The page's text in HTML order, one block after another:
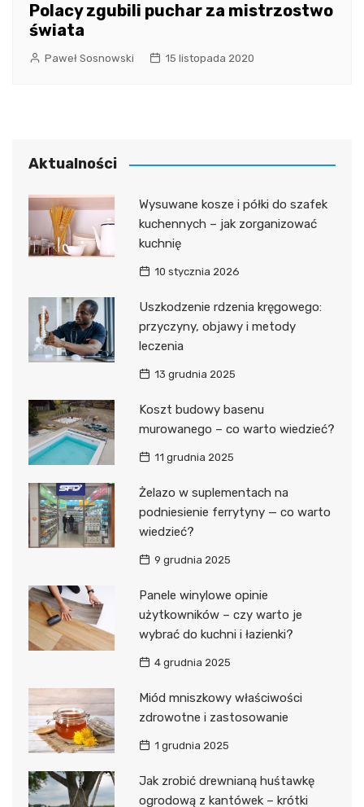
Polacy zgubili puchar za mistrzostwo
świata
Paweł Sosnowski 15 listopada 2020
Aktualności
Wysuwane kosze i półki do szafek
kuchennych – jak zorganizować
kuchnię
10 stycznia 2026
Uszkodzenie rdzenia kręgowego:
przyczyny, objawy i metody
leczenia
13 grudnia 2025
Koszt budowy basenu
murowanego – co warto wiedzieć?
11 grudnia 2025
Żelazo w suplementach na
podniesienie ferrytyny — co warto
wiedzieć?
9 grudnia 2025
Panele winylowe opinie
użytkowników – czy warto je
wybrać do kuchni i łazienki?
4 grudnia 2025
Miód mniszkowy właściwości
zdrowotne i zastosowanie
1 grudnia 2025
Jak zrobić drewnianą huśtawkę
ogrodową z kantówek – krótki